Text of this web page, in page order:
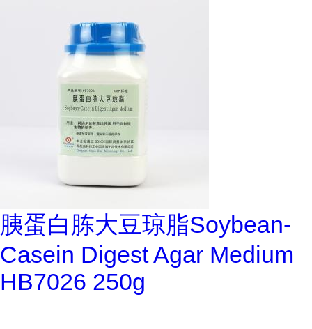
胰蛋白胨大豆琼脂Soybean-
Casein Digest Agar Medium
HB7026 250g